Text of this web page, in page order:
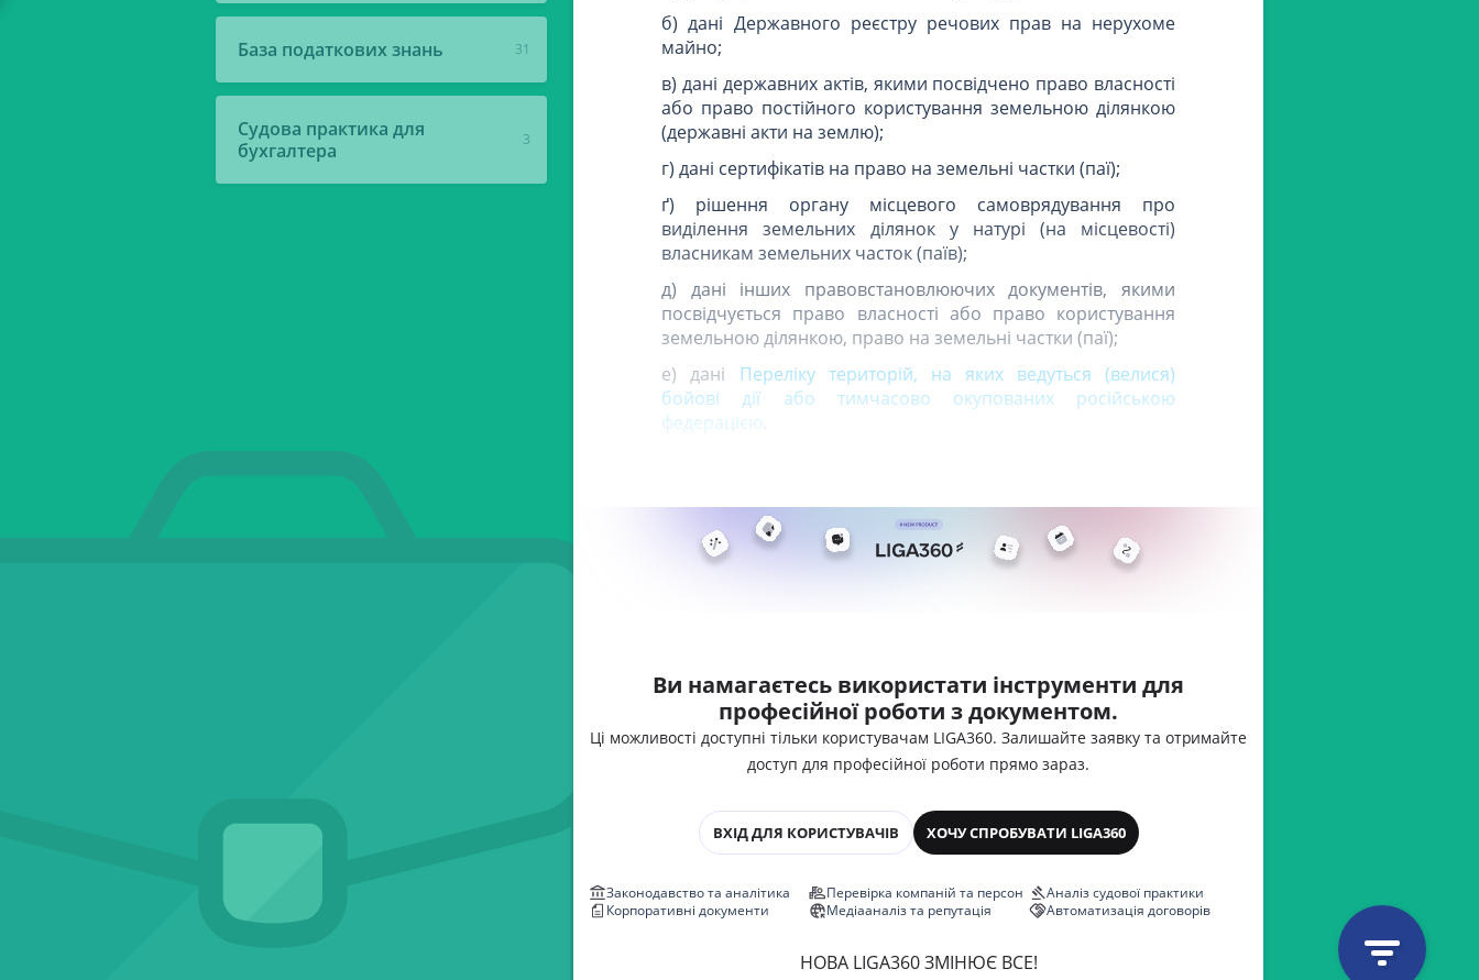
31
База податкових знань
3
Судова практика для
бухгалтера
б) дані Державного реєстру речових прав на нерухоме
майно;
в) дані державних актів, якими посвідчено право власності
або право постійного користування земельною ділянкою
(державні акти на землю);
г) дані сертифікатів на право на земельні частки (паї);
ґ) рішення органу місцевого самоврядування про
виділення земельних ділянок у натурі (на місцевості)
власникам земельних часток (паїв);
д) дані інших правовстановлюючих документів, якими
посвідчується право власності або право користування
земельною ділянкою, право на земельні частки (паї);
е) дані Переліку територій, на яких ведуться (велися)
бойові дії або тимчасово окупованих російською
федерацією
Ви намагаєтесь використати інструменти для
професійної роботи з документом.
Ці можливості доступні тільки користувачам LIGA360. Залишайте заявку та отримайте
доступ для професійної роботи прямо зараз.
ВХІД ДЛЯ КОРИСТУВАЧІВ ХОЧУ СПРОБУВАТИ LIGA360
Законодавство та аналітика
Корпоративні документи
Перевірка компаній та персон
Медіааналіз та репутація
Аналіз судової практики
Автоматизація договорів
НОВА LIGA360 ЗМІНЮЄ ВСЕ!